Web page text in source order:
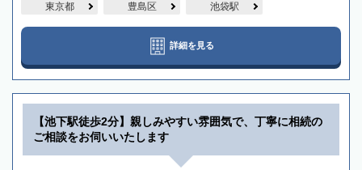
東京都 豊島区 池袋駅
詳細を見る
【池下駅徒歩2分】親しみやすい雰囲気で、丁寧に相続の
ご相談をお伺いいたします